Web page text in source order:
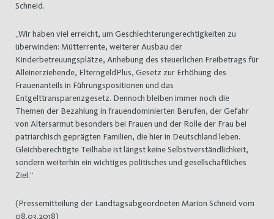
Schneid.
„Wir haben viel erreicht, um Geschlechterungerechtigkeiten zu
überwinden: Mütterrente, weiterer Ausbau der
Kinderbetreuungsplätze, Anhebung des steuerlichen Freibetrags für
Alleinerziehende, ElterngeldPlus, Gesetz zur Erhöhung des
Frauenanteils in Führungspositionen und das
Entgelttransparenzgesetz. Dennoch bleiben immer noch die
Themen der Bezahlung in frauendominierten Berufen, der Gefahr
von Altersarmut besonders bei Frauen und der Rolle der Frau bei
patriarchisch geprägten Familien, die hier in Deutschland leben.
Gleichberechtigte Teilhabe ist längst keine Selbstverständlichkeit,
sondern weiterhin ein wichtiges politisches und gesellschaftliches
Ziel.“
(Pressemitteilung der Landtagsabgeordneten Marion Schneid vom
08.03.2018)